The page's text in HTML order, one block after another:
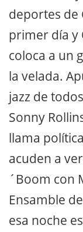
deportes de
primer día y
coloca a un
la velada.
jazz de
Sonny
llama
acuden a
´Boom con
Ensamble
esa noche